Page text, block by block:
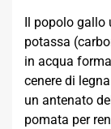
Il popolo
potassa
in acqua
cenere di
un antenato
pomata per